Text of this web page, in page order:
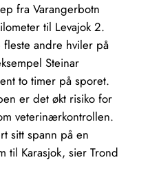
fra Varangerbotn
til Levajok 2.
andre hviler på
Steinar
to timer på sporet.
er det økt risiko for
veterinærkontrollen.
sitt spann på en
til Karasjok, sier Trond